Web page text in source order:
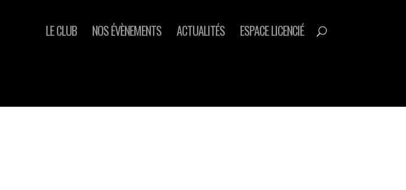
LE CLUB NOS ÉVÈNEMENTS ACTUALITÉS ESPACE LICENCIÉ